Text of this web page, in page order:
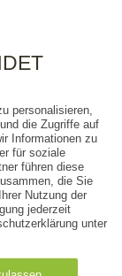
personalisieren,
die Zugriffe auf
Informationen zu
für soziale
führen diese
die Sie
Nutzung der
jederzeit
unter